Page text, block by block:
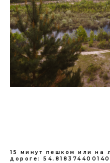
15 минут пешком или на
дороге: